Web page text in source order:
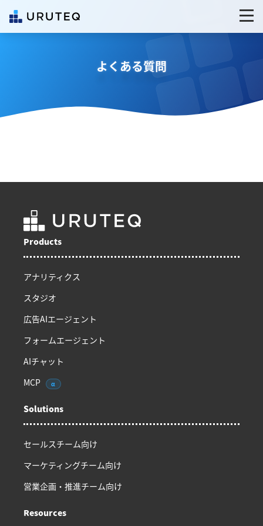
よくある質問
Products
アナリティクス
スタジオ
広告AIエージェント
フォームエージェント
AIチャット
MCP
α
Solutions
セールスチーム向け
マーケティングチーム向け
営業企画・推進チーム向け
Resources